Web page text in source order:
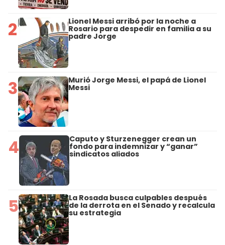
2 Lionel Messi arribó por la noche a
Rosario para despedir en familia a su
padre Jorge
3 Murió Jorge Messi, el papá de Lionel
Messi
4 Caputo y Sturzenegger crean un
fondo para indemnizar y “ganar”
sindicatos aliados
5 La Rosada busca culpables después
de la derrota en el Senado y recalcula
su estrategia